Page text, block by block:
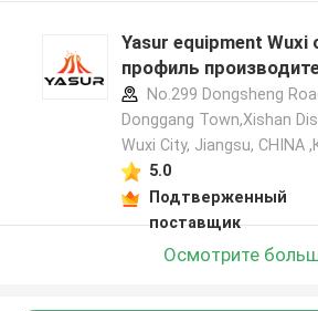
Yasur equipment Wuxi
профиль
No.299 Dongsheng
Donggang Town,Xishan
Wuxi City, Jiangsu, CHINA
5.0
Подтверженный
поставщик
Осмотрите